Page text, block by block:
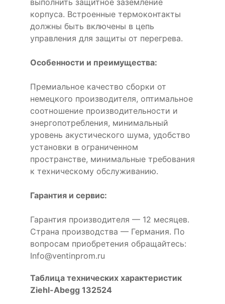
выполнить защитное заземление
корпуса. Встроенные термоконтакты
должны быть включены в цепь
управления для защиты от перегрева.
Особенности и преимущества:
Премиальное качество сборки от
немецкого производителя, оптимальное
соотношение производительности и
энергопотребления, минимальный
уровень акустического шума, удобство
установки в ограниченном
пространстве, минимальные требования
к техническому обслуживанию.
Гарантия и сервис:
Гарантия производителя — 12 месяцев.
Страна производства — Германия. По
вопросам приобретения обращайтесь:
Info@ventinprom.ru
Таблица технических характеристик
Ziehl-Abegg 132524